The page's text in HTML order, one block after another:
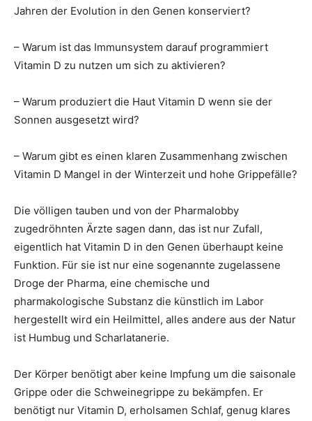
Jahren der Evolution in den Genen konserviert?
– Warum ist das Immunsystem darauf programmiert
Vitamin D zu nutzen um sich zu aktivieren?
– Warum produziert die Haut Vitamin D wenn sie der
Sonnen ausgesetzt wird?
– Warum gibt es einen klaren Zusammenhang zwischen
Vitamin D Mangel in der Winterzeit und hohe Grippefälle?
Die völligen tauben und von der Pharmalobby
zugedröhnten Ärzte sagen dann, das ist nur Zufall,
eigentlich hat Vitamin D in den Genen überhaupt keine
Funktion. Für sie ist nur eine sogenannte zugelassene
Droge der Pharma, eine chemische und
pharmakologische Substanz die künstlich im Labor
hergestellt wird ein Heilmittel, alles andere aus der Natur
ist Humbug und Scharlatanerie.
Der Körper benötigt aber keine Impfung um die saisonale
Grippe oder die Schweinegrippe zu bekämpfen. Er
benötigt nur Vitamin D, erholsamen Schlaf, genug klares